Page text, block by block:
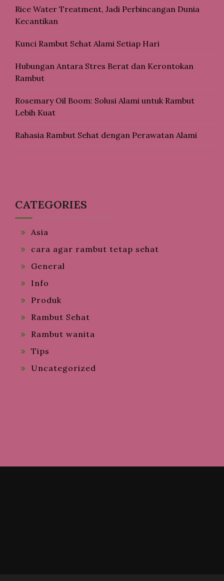
Rice Water Treatment, Jadi Perbincangan Dunia
Kecantikan
Kunci Rambut Sehat Alami Setiap Hari
Hubungan Antara Stres Berat dan Kerontokan
Rambut
Rosemary Oil Boom: Solusi Alami untuk Rambut
Lebih Kuat
Rahasia Rambut Sehat dengan Perawatan Alami
CATEGORIES
Asia
cara agar rambut tetap sehat
General
Info
Produk
Rambut Sehat
Rambut wanita
Tips
Uncategorized